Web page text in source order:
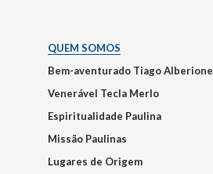
QUEM SOMOS
Bem-aventurado Tiago Alberione
Venerável Tecla Merlo
Espiritualidade Paulina
Missão Paulinas
Lugares de Origem